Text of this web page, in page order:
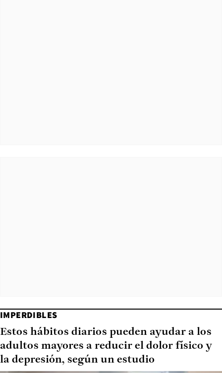
IMPERDIBLES
Estos hábitos diarios pueden ayudar a los
adultos mayores a reducir el dolor físico y
la depresión, según un estudio